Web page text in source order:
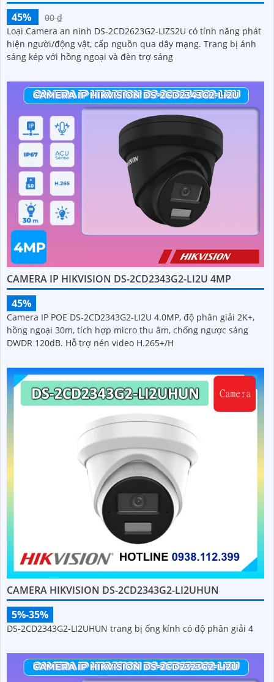
45%
00 ₫
Loại Camera an ninh DS-2CD2623G2-LIZS2U có tính năng phát
hiện người/động vật, cấp nguồn qua dây mạng. Trang bị ánh
sáng kép với hồng ngoại và đèn trợ sáng
CAMERA IP HIKVISION DS-2CD2343G2-LI2U 4MP
45%
Camera IP POE DS-2CD2343G2-LI2U 4.0MP, độ phân giải 2K+,
hồng ngoại 30m, tích hợp micro thu âm, chống ngược sáng
DWDR 120dB. Hỗ trợ nén video H.265+/H
CAMERA HIKVISION DS-2CD2343G2-LI2UHUN
5%-35%
DS-2CD2343G2-LI2UHUN trang bị ống kính có độ phân giải 4